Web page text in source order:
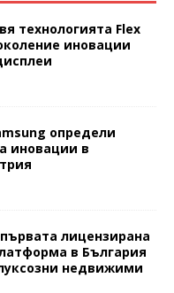
технологията Flex
иновации
определи
иновации в
лицензирана
в България
недвижими